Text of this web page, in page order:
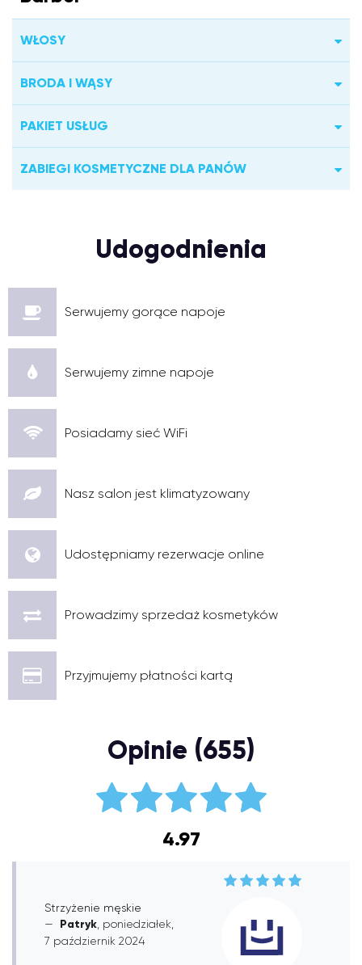
WŁOSY
BRODA I WĄSY
PAKIET USŁUG
ZABIEGI KOSMETYCZNE DLA PANÓW
Udogodnienia
Serwujemy gorące napoje
Serwujemy zimne napoje
Posiadamy sieć WiFi
Nasz salon jest klimatyzowany
Udostępniamy rezerwacje online
Prowadzimy sprzedaż kosmetyków
Przyjmujemy płatności kartą
Opinie (655)
4.97
Strzyżenie męskie
Patryk , poniedziałek,
7 październik 2024